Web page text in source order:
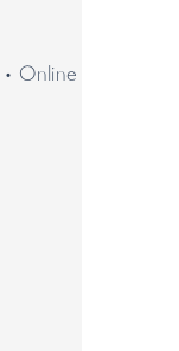
• Online marketing